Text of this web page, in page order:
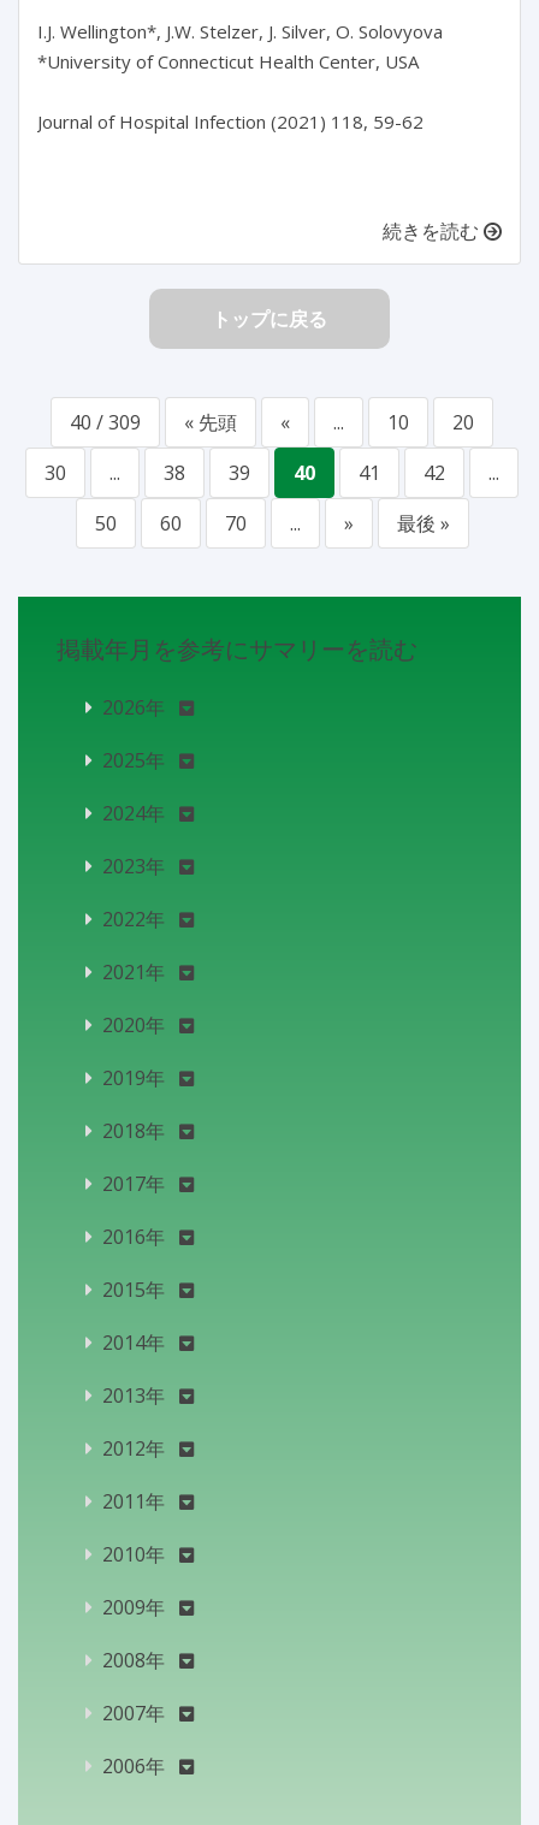
I.J. Wellington*, J.W. Stelzer, J. Silver, O. Solovyova
*University of Connecticut Health Center, USA
Journal of Hospital Infection (2021) 118, 59-62
続きを読む
トップに戻る
40 / 309 « 先頭 « ... 10
20
30
... 38 39 40 41 42
...
50
60 70 ... » 最後 »
掲載年月を参考にサマリーを読む
2026年
2025年
2024年
2023年
2022年
2021年
2020年
2019年
2018年
2017年
2016年
2015年
2014年
2013年
2012年
2011年
2010年
2009年
2008年
2007年
2006年